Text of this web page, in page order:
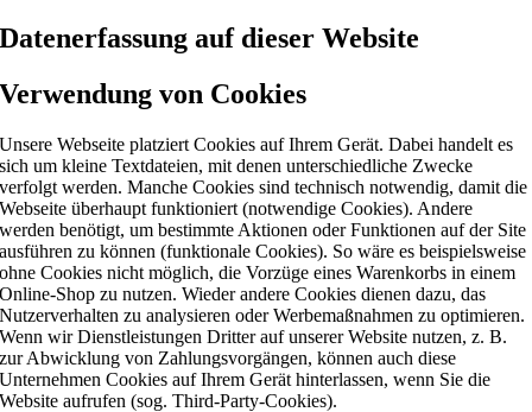
Datenerfassung auf dieser Website
Verwendung von Cookies
Unsere Webseite platziert Cookies auf Ihrem Gerät. Dabei handelt es
sich um kleine Textdateien, mit denen unterschiedliche Zwecke
verfolgt werden. Manche Cookies sind technisch notwendig, damit die
Webseite überhaupt funktioniert (notwendige Cookies). Andere
werden benötigt, um bestimmte Aktionen oder Funktionen auf der Site
ausführen zu können (funktionale Cookies). So wäre es beispielsweise
ohne Cookies nicht möglich, die Vorzüge eines Warenkorbs in einem
Online-Shop zu nutzen. Wieder andere Cookies dienen dazu, das
Nutzerverhalten zu analysieren oder Werbemaßnahmen zu optimieren.
Wenn wir Dienstleistungen Dritter auf unserer Website nutzen, z. B.
zur Abwicklung von Zahlungsvorgängen, können auch diese
Unternehmen Cookies auf Ihrem Gerät hinterlassen, wenn Sie die
Website aufrufen (sog. Third-Party-Cookies).